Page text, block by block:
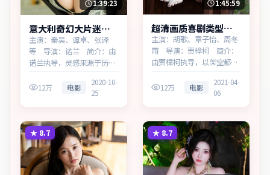
1:39:23
意大利奇幻大片迷城
档案免费点播
主演：秦昊、谭卓、张译
等 导演：诺兰 简介：由
诺兰执导，灵感来源于历史
作品。在科技与人性的交界
处，叙事围绕人物抉择与时
微灰域。主演以细腻表演撑
起情感层次，兼顾观赏性与
现实意义。
12万 电影
2020-10-
25
1:45:59
超清画质喜剧类型天
际边界热播更新中
主演：胡歌、章子怡、周冬
雨 导演：贾樟柯 简介：
由贾樟柯执导，以架空都市
喜剧作品。在一座滨海工业
城市，叙事围绕人物抉择与
呈现群像张力。主演以细腻
表演撑起情感层次，兼顾观
赏性与现实意义。
12万 电影
2021-04-
06
★ 8.7 ★ 8.7